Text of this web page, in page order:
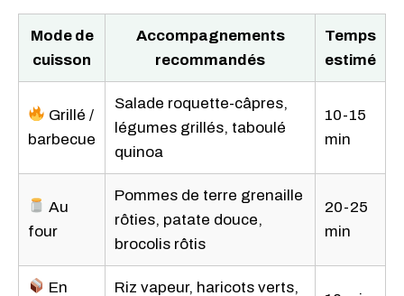
Mode de
cuisson
Accompagnements
recommandés
Temps
estimé
Grillé /
barbecue
Salade roquette-câpres,
légumes grillés, taboulé
quinoa
10-15
min
Au
four
Pommes de terre grenaille
rôties, patate douce,
brocolis rôtis
20-25
min
En Riz vapeur, haricots verts,